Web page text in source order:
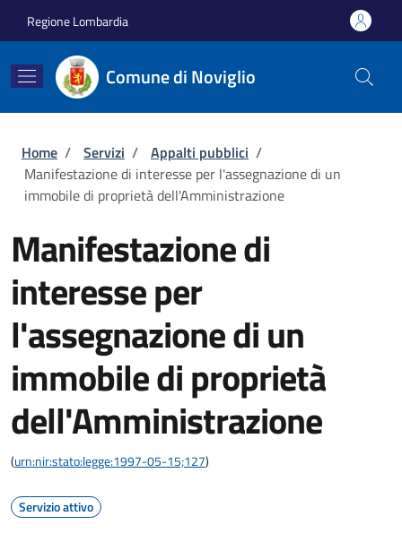
Regione Lombardia
Comune di Noviglio
Briciole di pane
Home / Servizi / Appalti pubblici /
Manifestazione di interesse per l'assegnazione di un
immobile di proprietà dell'Amministrazione
Manifestazione di
interesse per
l'assegnazione di un
immobile di proprietà
dell'Amministrazione
(urn:nir:stato:legge:1997-05-15;127)
Servizio attivo